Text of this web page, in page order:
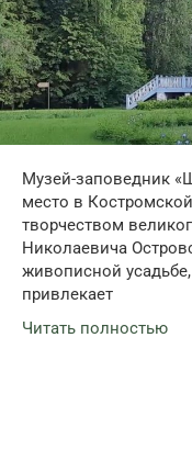
Музей-заповедник
место в
творчеством
Николаевича
живописной
привлекает
Читать полностью